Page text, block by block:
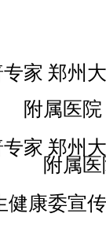
家 郑州
附属医
家 郑州
附属
健康委宣